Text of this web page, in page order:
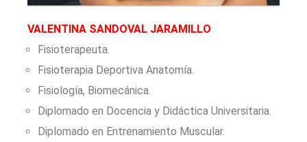
VALENTINA SANDOVAL JARAMILLO
Fisioterapeuta.
Fisioterapia Deportiva Anatomía.
Fisiología, Biomecánica.
Diplomado en Docencia y Didáctica Universitaria.
Diplomado en Entrenamiento Muscular.